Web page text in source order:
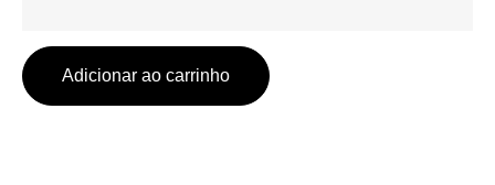
Adicionar ao carrinho